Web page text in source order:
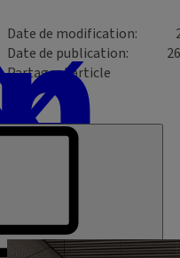
Date de modification
Date de publication
Partager l’article